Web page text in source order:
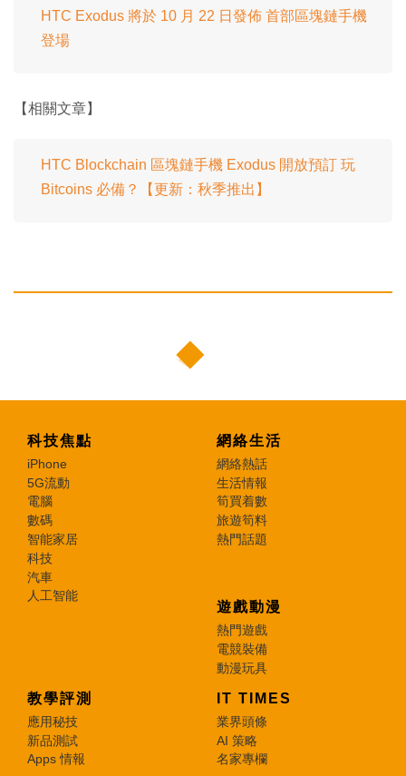
HTC Exodus 將於 10 月 22 日發佈 首部區塊鏈手機
登場
【相關文章】
HTC Blockchain 區塊鏈手機 Exodus 開放預訂 玩
Bitcoins 必備？【更新：秋季推出】
科技焦點
iPhone
5G流動
電腦
數碼
智能家居
科技
汽車
人工智能
網絡生活
網絡熱話
生活情報
筍買着數
旅遊筍料
熱門話題
遊戲動漫
熱門遊戲
電競裝備
動漫玩具
教學評測
應用秘技
新品測試
Apps 情報
IT TIMES
業界頭條
AI 策略
名家專欄